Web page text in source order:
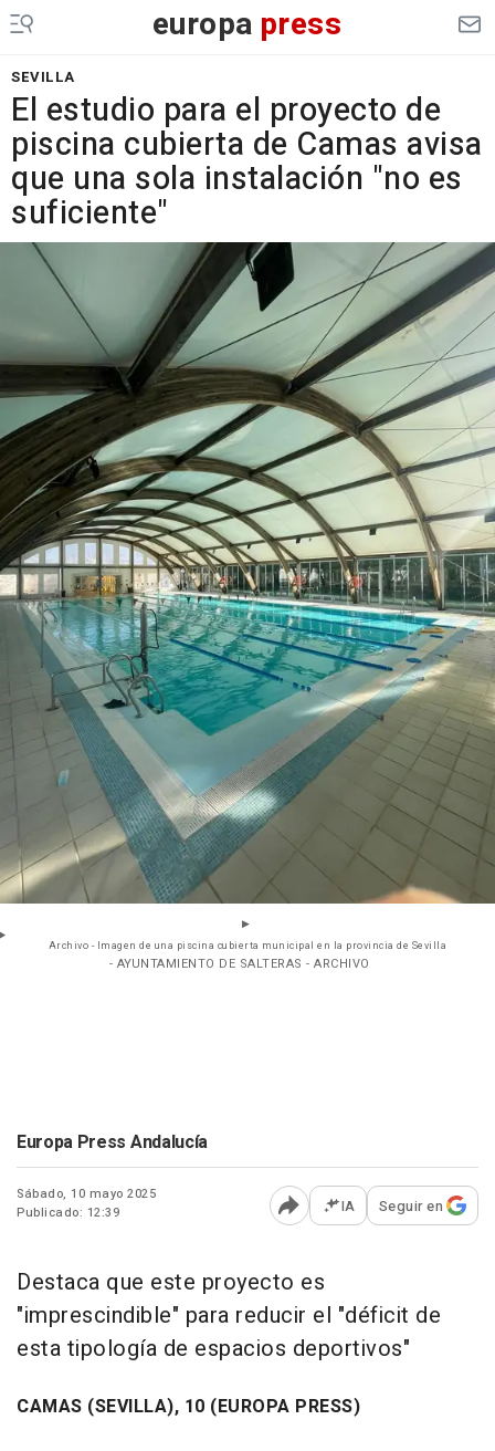
europa press
SEVILLA
El estudio para el proyecto de
piscina cubierta de Camas avisa
que una sola instalación "no es
suficiente"
Archivo - Imagen de una piscina cubierta municipal en la provincia de Sevilla
- AYUNTAMIENTO DE SALTERAS - ARCHIVO
Europa Press Andalucía
Sábado, 10 mayo 2025
Publicado: 12:39
Abrir opciones para
IA Seguir en
Destaca que este proyecto es
"imprescindible" para reducir el "déficit de
esta tipología de espacios deportivos"
CAMAS (SEVILLA), 10 (EUROPA PRESS)